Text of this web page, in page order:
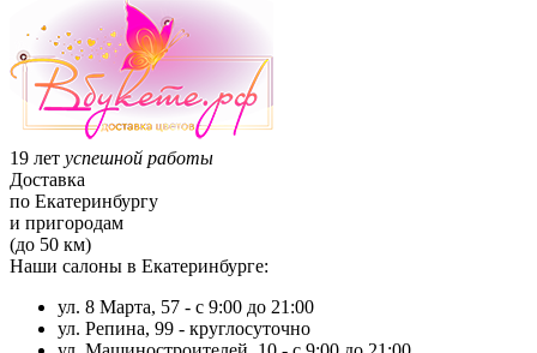
19 лет успешной работы
Доставка
по Екатеринбургу
и пригородам
(до 50 км)
Наши салоны в Екатеринбурге:
ул. 8 Марта, 57 - с 9:00 до 21:00
ул. Репина, 99 - круглосуточно